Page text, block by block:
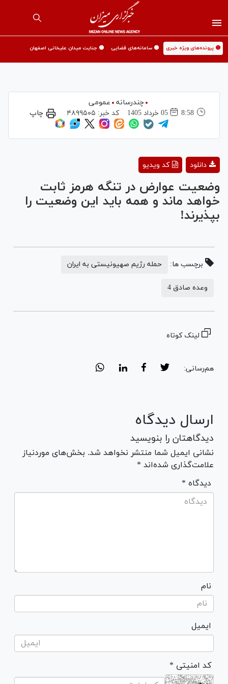
🟡 پرونده‌های ویژه خبری 🟡 سامانه‌های قضایی 🟡 جنایت میدان علیخانی اصفهان
چندرسانه
عمومی
8:58
05 خرداد 1405 کد خبر: ۴۸۹۹۵۰۵ چاپ
Video
کد ویدیو دانلود
وضعیت عوارض در تنگه هرمز ثابت
خواهد ماند و همه باید این وضعیت را
بپذیرند!
برچسب ها: حمله رژیم صهیونیستی به ایران
وعده صادق 4
لینک کوتاه
هم‌رسانی:
ارسال دیدگاه
دیدگاهتان را بنویسید
نشانی ایمیل شما منتشر نخواهد شد. بخش‌های موردنیاز
علامت‌گذاری شده‌اند *
* دیدگاه
نام
ایمیل
* کد امنیتی